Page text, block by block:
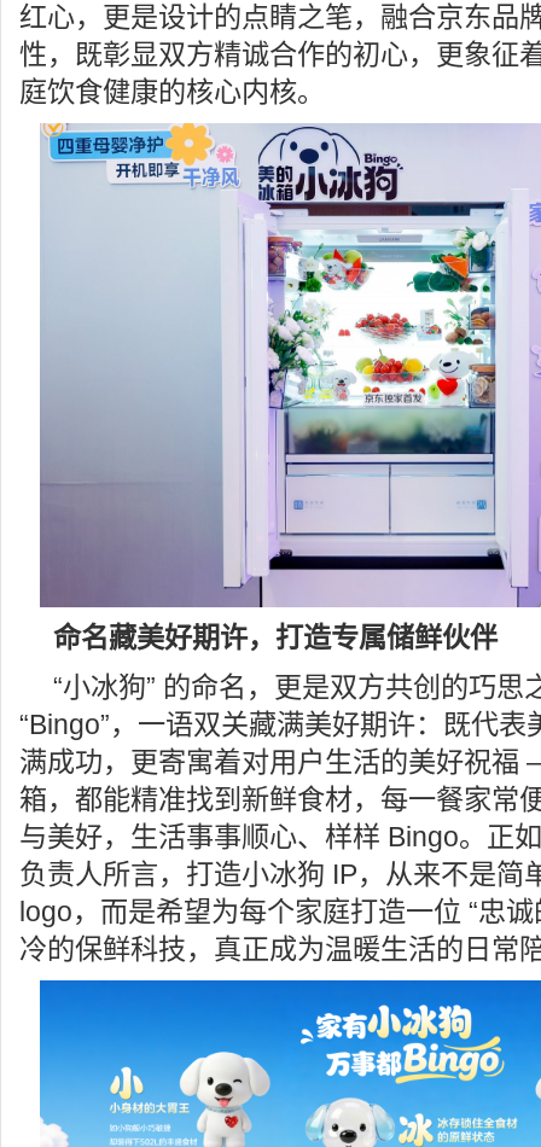
红心，更是设计的点睛之笔，融合京东品
性，既彰显双方精诚合作的初心，更象征
庭饮食健康的核心内核。
命名藏美好期许，打造专属储鲜伙伴
“小冰狗” 的命名，更是双方共创的巧思
“Bingo”，一语双关藏满美好期许：既代
满成功，更寄寓着对用户生活的美好祝
箱，都能精准找到新鲜食材，每一餐家常
与美好，生活事事顺心、样样 Bingo。正
负责人所言，打造小冰狗 IP，从来不是简
logo，而是希望为每个家庭打造一位 “忠
冷的保鲜科技，真正成为温暖生活的日常